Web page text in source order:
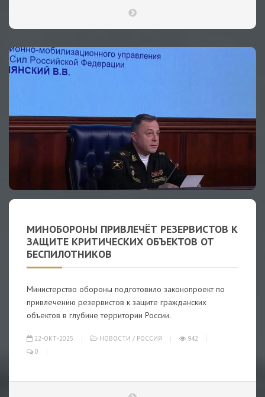
МИНОБОРОНЫ ПРИВЛЕЧЁТ РЕЗЕРВИСТОВ К
ЗАЩИТЕ КРИТИЧЕСКИХ ОБЪЕКТОВ ОТ
БЕСПИЛОТНИКОВ
Министерство обороны подготовило законопроект по
привлечению резервистов к защите гражданских
объектов в глубине территории России.
22-ОКТ-2025 НОВОСТИ / РОССИЯ
942
0